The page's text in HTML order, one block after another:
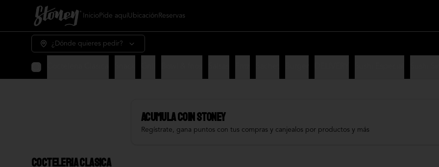
InicioPide aquíUbicación Reservas
¿Dónde quieres pedir?
AcumulaCOIN STONEY
Regístrate, gana puntos con tus compras y canjealos por productos y más
Cocteleria Clasica